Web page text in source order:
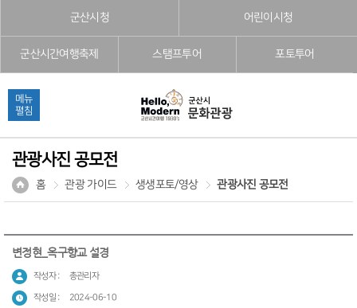
군산시청 어린이시청
군산시간여행축제 스탬프투어 포토투어
메뉴
펼침
관광사진 공모전
홈 관광 가이드 생생포토/영상 관광사진 공모전
변정현_옥구향교 설경
작성자 : 총관리자
작성일 : 2024-06-10